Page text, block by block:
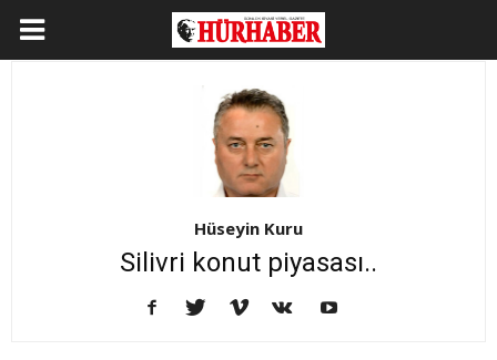
Hüseyin Kuru
Silivri konut piyasası..